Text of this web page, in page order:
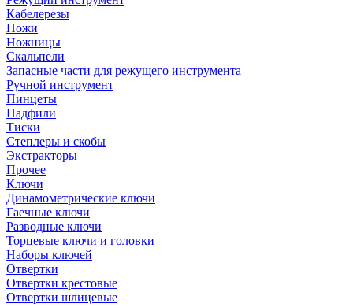
Кабелерезы
Ножи
Ножницы
Скальпели
Запасные части для режущего инструмента
Ручной инструмент
Пинцеты
Надфили
Тиски
Степлеры и скобы
Экстракторы
Прочее
Ключи
Динамометрические ключи
Гаечные ключи
Разводные ключи
Торцевые ключи и головки
Наборы ключей
Отвертки
Отвертки крестовые
Отвертки шлицевые